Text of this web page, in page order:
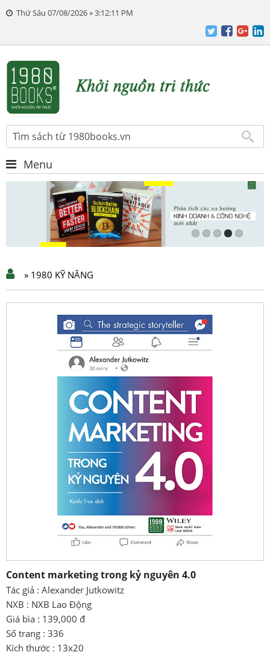
Thứ Sáu 07/08/2026 » 3:12:13 PM
Menu
» 1980 KỸ NĂNG
Content marketing trong kỷ nguyên 4.0
Tác giả : Alexander Jutkowitz
NXB : NXB Lao Động
Giá bìa : 139,000 đ
Số trang : 336
Kích thước : 13x20